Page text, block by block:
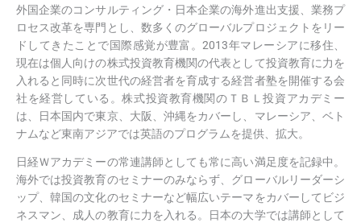
外国企業のコンサルティング・日本企業の海外進出支援、業務プ
ロセス改革を専門とし、数多くのグローバルプロジェクトをリー
ドしてきたことで国際感覚が豊富。2013年マレーシアに移住、
現在は個人向けの株式投資教育機関の代表として投資教育に力を
入れると同時に次世代の経営者を育成する経営者塾を開催する会
社を経営している。株式投資教育機関のＴＢＬ投資アカデミー
は、日本国内で東京、大阪、沖縄をカバーし、マレーシア、ベト
ナムなど東南アジアでは英語のプログラムを提供、拡大。
日経Ｗアカデミーの常連講師としても常に高い満足度を記録中。
海外では投資教育のセミナーのみならず、グローバルリーダーシ
ップ、韓国の文化のセミナーなど幅広いテーマをカバーしてビジ
ネスマン、成人の教育に力を入れる。日本の大学では講師として